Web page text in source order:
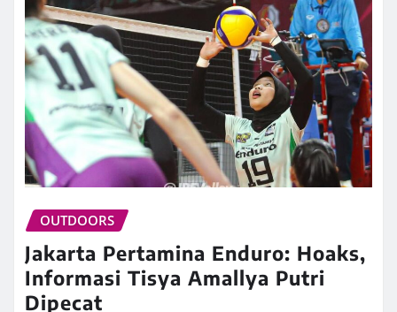
OUTDOORS
Jakarta Pertamina Enduro: Hoaks,
Informasi Tisya Amallya Putri
Dipecat